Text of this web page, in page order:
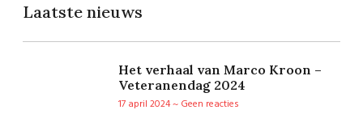
Laatste nieuws
Het verhaal van Marco Kroon –
Veteranendag 2024
17 april 2024
Geen reacties